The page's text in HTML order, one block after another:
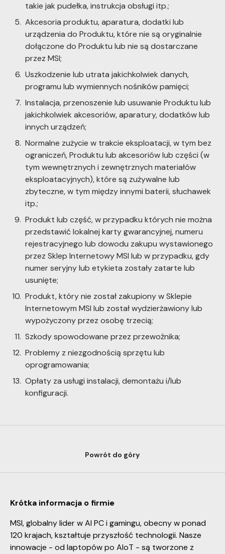
takie jak pudełka, instrukcja obsługi itp.;
Akcesoria produktu, aparatura, dodatki lub
urządzenia do Produktu, które nie są oryginalnie
dołączone do Produktu lub nie są dostarczane
przez MSI;
Uszkodzenie lub utrata jakichkolwiek danych,
programu lub wymiennych nośników pamięci;
Instalacja, przenoszenie lub usuwanie Produktu lub
jakichkolwiek akcesoriów, aparatury, dodatków lub
innych urządzeń;
Normalne zużycie w trakcie eksploatacji, w tym bez
ograniczeń, Produktu lub akcesoriów lub części (w
tym wewnętrznych i zewnętrznych materiałów
eksploatacyjnych), które są zużywalne lub
zbyteczne, w tym między innymi baterii, słuchawek
itp.;
Produkt lub część, w przypadku których nie można
przedstawić lokalnej karty gwarancyjnej, numeru
rejestracyjnego lub dowodu zakupu wystawionego
przez Sklep Internetowy MSI lub w przypadku, gdy
numer seryjny lub etykieta zostały zatarte lub
usunięte;
Produkt, który nie został zakupiony w Sklepie
Internetowym MSI lub został wydzierżawiony lub
wypożyczony przez osobę trzecią;
Szkody spowodowane przez przewoźnika;
Problemy z niezgodnością sprzętu lub
oprogramowania;
Opłaty za usługi instalacji, demontażu i/lub
konfiguracji.
Powrót do góry
Krótka informacja o firmie
MSI, globalny lider w AI PC i gamingu, obecny w ponad
120 krajach, kształtuje przyszłość technologii. Nasze
innowacje - od laptopów po AIoT - są tworzone z